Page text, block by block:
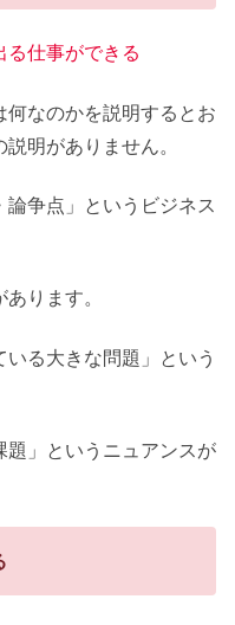
る仕事ができる
なのかを説明するとお
明がありません。
争点」というビジネス
ります。
る大きな問題」という
」というニュアンスが